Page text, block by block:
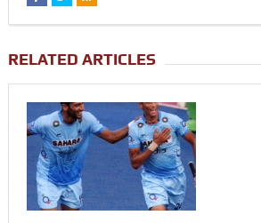
RELATED ARTICLES